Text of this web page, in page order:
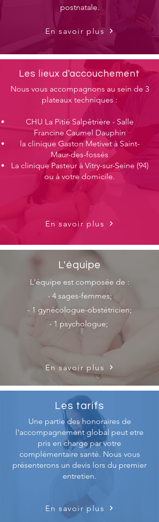
postnatale.
En savoir plus
Les lieux d'accouchement
Nous vous accompagnons au sein de 3
plateaux techniques :​​
CHU La Pitié Salpêtrière - Salle
Francine Caumel Dauphin
la clinique Gaston Metivet à Saint-
Maur-des-fossés
La clinique Pasteur à Vitry-sur-Seine (94)
ou à votre domicile.
En savoir plus
L'équipe
L'équipe est composée de :
- 4 sages-femmes;
- 1 gynécologue-obstétricien;
- 1 psychologue;
En savoir plus
Les tarifs
Une partie des honoraires de
l'accompagnement global peut etre
pris en charge par votre
complémentaire santé. Nous vous
présenterons un devis lors du premier
entretien.
En savoir plus